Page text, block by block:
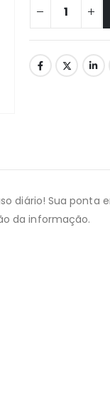
diário! Sua
da informação.